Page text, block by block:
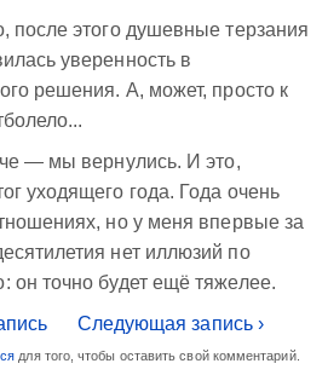
после этого душевные терзания
уверенность в
решения. А, может, просто к
— мы вернулись. И это,
уходящего года. Года очень
но у меня впервые за
нет иллюзий по
он точно будет ещё тяжелее.
Следующая запись ›
для того, чтобы оставить свой комментарий.